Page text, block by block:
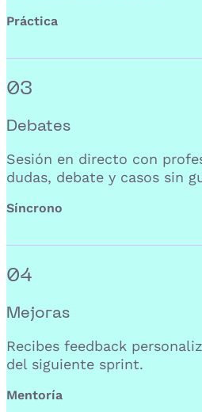
Práctica
03
Debates
Sesión en directo con
dudas, debate y casos sin
Síncrono
04
Mejoras
Recibes feedback
del siguiente sprint.
Mentoría